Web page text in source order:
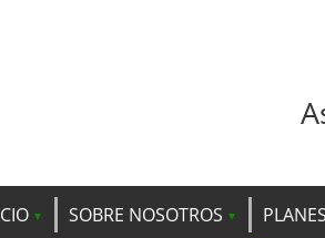
SOBRE NOSOTROS